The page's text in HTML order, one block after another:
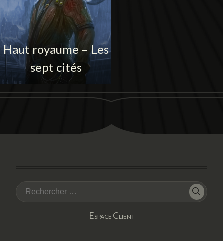
Haut royaume – Les
sept cités
Espace Client